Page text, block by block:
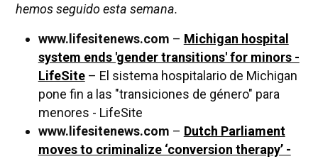
hemos seguido esta semana.
www.lifesitenews.com – Michigan hospital
system ends 'gender transitions' for minors -
LifeSite– El sistema hospitalario de Michigan
pone fin a las "transiciones de género" para
menores - LifeSite
www.lifesitenews.com – Dutch Parliament
moves to criminalize ‘conversion therapy’ -